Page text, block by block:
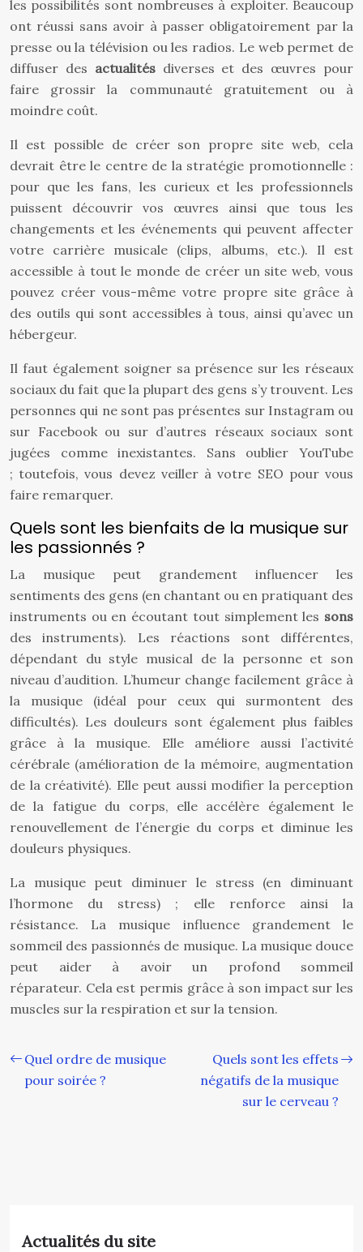
les possibilités sont nombreuses à exploiter. Beaucoup
ont réussi sans avoir à passer obligatoirement par la
presse ou la télévision ou les radios. Le web permet de
diffuser des actualitésdiverses et des œuvres pour
faire grossir la communauté gratuitement ou à
moindre coût.
Il est possible de créer son propre site web, cela
devrait être le centre de la stratégie promotionnelle :
pour que les fans, les curieux et les professionnels
puissent découvrir vos œuvres ainsi que tous les
changements et les événements qui peuvent affecter
votre carrière musicale (clips, albums, etc.). Il est
accessible à tout le monde de créer un site web, vous
pouvez créer vous-même votre propre site grâce à
des outils qui sont accessibles à tous, ainsi qu’avec un
hébergeur.
Il faut également soigner sa présence sur les réseaux
sociaux du fait que la plupart des gens s’y trouvent. Les
personnes qui ne sont pas présentes sur Instagram ou
sur Facebook ou sur d’autres réseaux sociaux sont
jugées comme inexistantes. Sans oublier YouTube
; toutefois, vous devez veiller à votre SEO pour vous
faire remarquer.
Quels sont les bienfaits de la musique sur
les passionnés ?
La musique peut grandement influencer les
sentiments des gens (en chantant ou en pratiquant des
instruments ou en écoutant tout simplement les sons
des instruments). Les réactions sont différentes,
dépendant du style musical de la personne et son
niveau d’audition. L’humeur change facilement grâce à
la musique (idéal pour ceux qui surmontent des
difficultés). Les douleurs sont également plus faibles
grâce à la musique. Elle améliore aussi l’activité
cérébrale (amélioration de la mémoire, augmentation
de la créativité). Elle peut aussi modifier la perception
de la fatigue du corps, elle accélère également le
renouvellement de l’énergie du corps et diminue les
douleurs physiques.
La musique peut diminuer le stress (en diminuant
l’hormone du stress) ; elle renforce ainsi la
résistance. La musique influence grandement le
sommeil des passionnés de musique. La musique douce
peut aider à avoir un profond sommeil
réparateur. Cela est permis grâce à son impact sur les
muscles sur la respiration et sur la tension.
Quel ordre de musique
pour soirée ?
Quels sont les effets
négatifs de la musique
sur le cerveau ?
Actualités du site